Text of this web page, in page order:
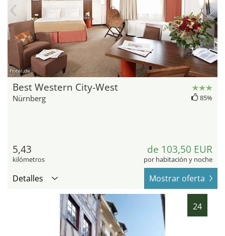
hotel.de
Best Western City-West
Nürnberg 85%
5,43
kilómetros
de 103,50 EUR
por habitación y noche
Detalles Mostrar oferta
24